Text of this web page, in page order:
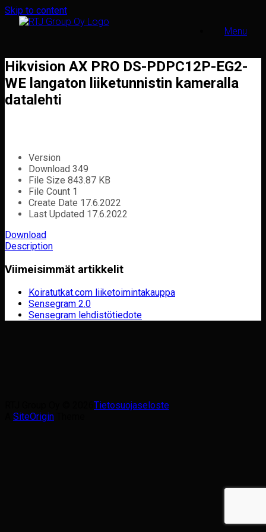
Skip to content
Menu
Hikvision AX PRO DS-PDPC12P-EG2-
WE langaton liiketunnistin kameralla
datalehti
Version
Download 349
File Size 843.87 KB
File Count 1
Create Date 17.6.2022
Last Updated 17.6.2022
Download
Description
Viimeisimmät artikkelit
Koiratutkat.com liiketoimintakauppa
Sensegram 2.0
Sensegram lehdistötiedote
Tietosuojaseloste
SiteOrigin